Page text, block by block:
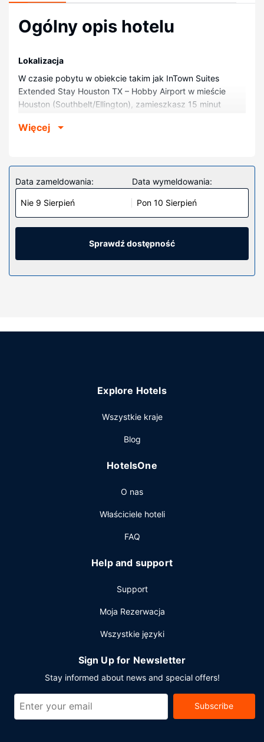
Ogólny opis hotelu
Lokalizacja
W czasie pobytu w obiekcie takim jak InTown Suites
Extended Stay Houston TX – Hobby Airport w mieście
Houston (Southbelt/Ellington), zamieszkasz 15 minut
NASA Johnson i Uniwersytet w Houston. Hotel znajduje się
Poczuj się jak w domu w 135 klimatyzowanych pokojach,
których wyposażenie to kuchnie (lodówka i płyta
kuchenna). Bezpłatny bezprzewodowy dostęp do
internetu zapewni łączność ze światem, a telewizor
płaskoekranowy i satelitarna — rozrywkę. Udogodnienia
Więcej
Data zameldowania:
Nie 9 Sierpień
Data wymeldowania:
Pon 10 Sierpień
Sprawdź dostępność
Explore Hotels
Wszystkie kraje
Blog
HotelsOne
O nas
Właściciele hoteli
FAQ
Help and support
Support
Moja Rezerwacja
Wszystkie języki
Sign Up for Newsletter
Stay informed about news and special offers!
Subscribe